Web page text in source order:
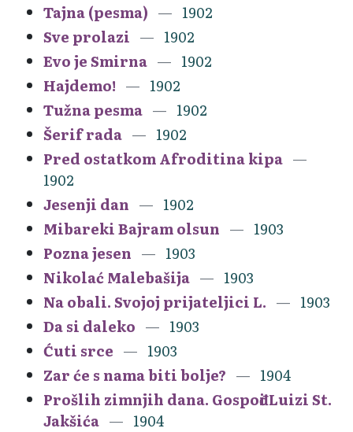
Tajna (pesma)
1902
Sve prolazi
1902
Evo je Smirna
1902
Hajdemo!
1902
Tužna pesma
1902
Šerif rada
1902
Pred ostatkom Afroditina kipa
1902
Jesenji dan
1902
Mibareki Bajram olsun
1903
Pozna jesen
1903
Nikolać Malebašija
1903
Na obali. Svojoj prijateljici L.
1903
Da si daleko
1903
Ćuti srce
1903
Zar će s nama biti bolje?
1904
Prošlih zimnjih dana. Gospođi Luizi St.
Jakšića
1904